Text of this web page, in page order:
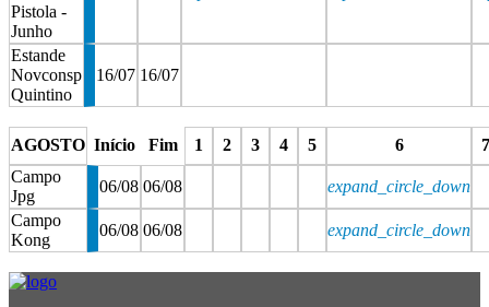
Pistola -
Junho
Estande
Novconsp
Quintino
16/07 16/07
AGOSTO Início Fim 1 2 3 4 5 6
7
Campo
Jpg
06/08 06/08
expand_circle_down
Campo
Kong
06/08 06/08
expand_circle_down